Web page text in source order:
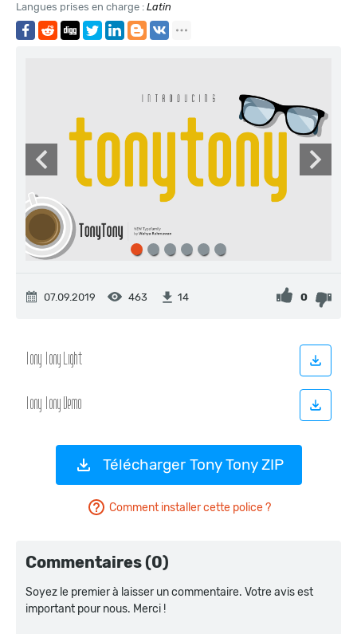
Langues prises en charge : Latin
07.09.2019 463 14 0
Télécharger Tony Tony ZIP
Comment installer cette police ?
Commentaires (0)
Soyez le premier à laisser un commentaire. Votre avis est
important pour nous. Merci !